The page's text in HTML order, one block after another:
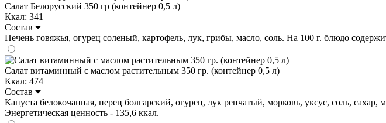
Салат Белорусский 350 гр (контейнер 0,5 л)
Ккал: 341
Состав
Печень говяжья, огурец соленый, картофель, лук, грибы, масло, соль. На 100 г. блюдо
Салат витаминный с маслом растительным 350 гр. (контейнер 0,5 л)
Ккал: 474
Состав
Капуста белокочанная, перец болгарский, огурец, лук репчатый, морковь, уксус, соль,
Энергетическая ценность - 135,6 ккал.